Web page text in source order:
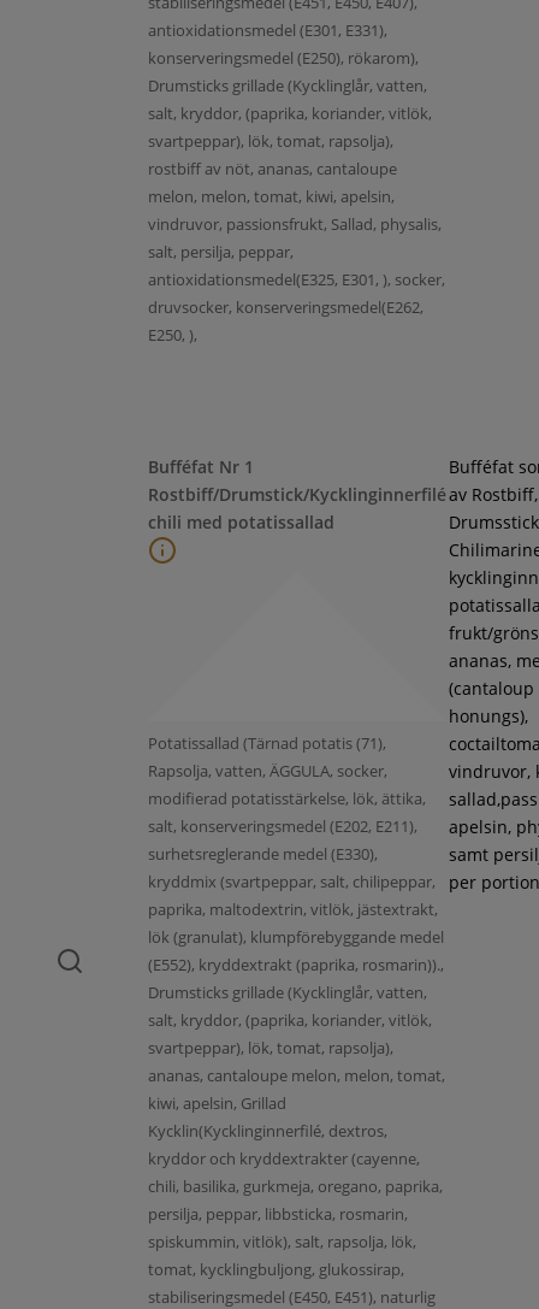
antioxidationsmedel (E301, E331),
konserveringsmedel (E250), rökarom),
Drumsticks grillade (Kycklinglår, vatten,
salt, kryddor, (paprika, koriander, vitlök,
svartpeppar), lök, tomat, rapsolja),
rostbiff av nöt, ananas, cantaloupe
melon, melon, tomat, kiwi, apelsin,
vindruvor, passionsfrukt, Sallad, physalis,
salt, persilja, peppar,
antioxidationsmedel(E325, E301, ), socker,
druvsocker, konserveringsmedel(E262,
E250, ),
Bufféfat Nr 1
Rostbiff/Drumstick/Kycklinginnerfilé
chili med potatissallad
Potatissallad (Tärnad potatis (71),
Rapsolja, vatten, ÄGGULA, socker,
modifierad potatisstärkelse, lök, ättika,
salt, konserveringsmedel (E202, E211),
surhetsreglerande medel (E330),
kryddmix (svartpeppar, salt, chilipeppar,
paprika, maltodextrin, vitlök, jästextrakt,
lök (granulat), klumpförebyggande medel
(E552), kryddextrakt (paprika, rosmarin)).,
Drumsticks grillade (Kycklinglår, vatten,
salt, kryddor, (paprika, koriander, vitlök,
svartpeppar), lök, tomat, rapsolja),
ananas, cantaloupe melon, melon, tomat,
kiwi, apelsin, Grillad
Kycklin(Kycklinginnerfilé, dextros,
kryddor och kryddextrakter (cayenne,
chili, basilika, gurkmeja, oregano, paprika,
persilja, peppar, libbsticka, rosmarin,
spiskummin, vitlök), salt, rapsolja, lök,
tomat, kycklingbuljong, glukossirap,
stabiliseringsmedel (E450, E451), naturlig
Bufféfat
av Rostbiff,
frukt/
ananas,
(cantaloup
honungs),
vindruvor,
apelsin,
samt
per